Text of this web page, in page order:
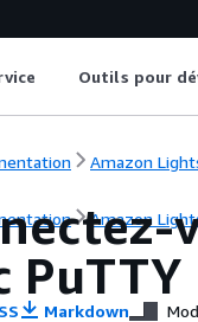
Outils pour
Amazon
Amazon
PuTTY
Markdown